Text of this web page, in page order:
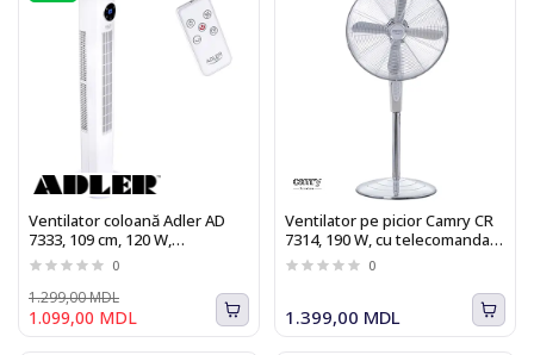
Ventilator coloană Adler AD
7333, 109 cm, 120 W,
Telecomanda, Timer
0
1.099,00 MDL
1.299,00 MDL
Ventilator pe picior Camry CR
7314, 190 W, cu telecomanda,
temporizator
0
1.399,00 MDL